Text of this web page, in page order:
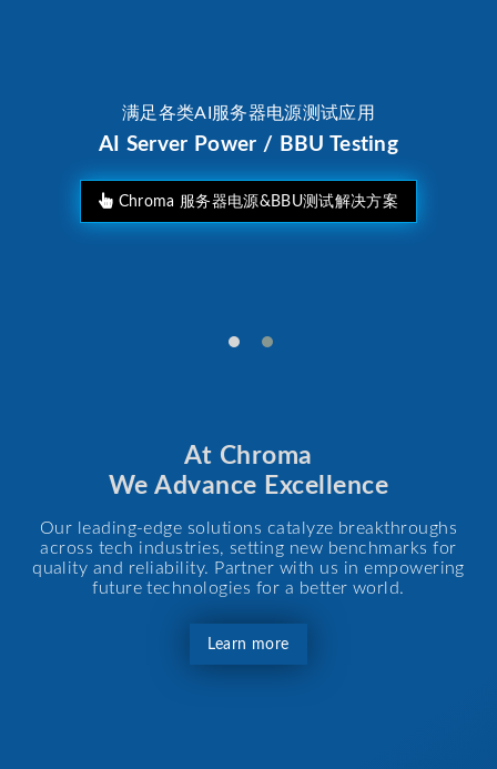
满足各类AI服务器电源测试应用
AI Server Power / BBU Testing
Chroma 服务器电源&BBU测试解决方案
At Chroma
We Advance Excellence
Our leading-edge solutions catalyze breakthroughs
across tech industries, setting new benchmarks for
quality and reliability. Partner with us in empowering
future technologies for a better world.
Learn more